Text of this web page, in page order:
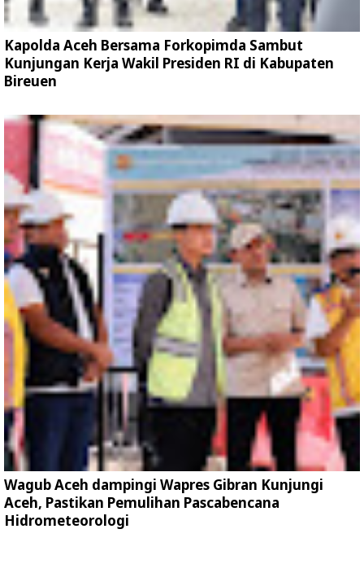
Kapolda Aceh Bersama Forkopimda Sambut
Kunjungan Kerja Wakil Presiden RI di Kabupaten
Bireuen
Wagub Aceh dampingi Wapres Gibran Kunjungi
Aceh, Pastikan Pemulihan Pascabencana
Hidrometeorologi